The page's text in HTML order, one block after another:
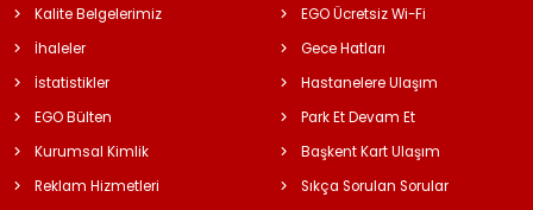
Kalite Belgelerimiz
İhaleler
İstatistikler
EGO Bülten
Kurumsal Kimlik
Reklam Hizmetleri
EGO Ücretsiz Wi-Fi
Gece Hatları
Hastanelere Ulaşım
Park Et Devam Et
Başkent Kart Ulaşım
Sıkça Sorulan Sorular